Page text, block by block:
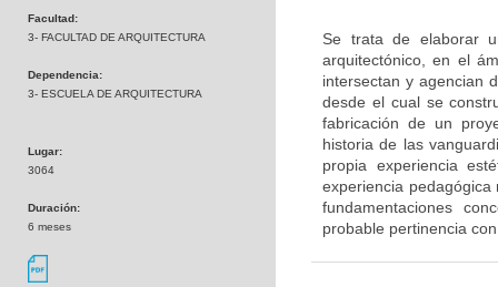
Facultad:
3- FACULTAD DE ARQUITECTURA
Dependencia:
3- ESCUELA DE ARQUITECTURA
Lugar:
3064
Duración:
6 meses
Se trata de elaborar
arquitectónico, en el
intersectan y agencian
desde el cual se
fabricación de un
historia de las
propia experiencia
experiencia
fundamentaciones
probable pertinencia